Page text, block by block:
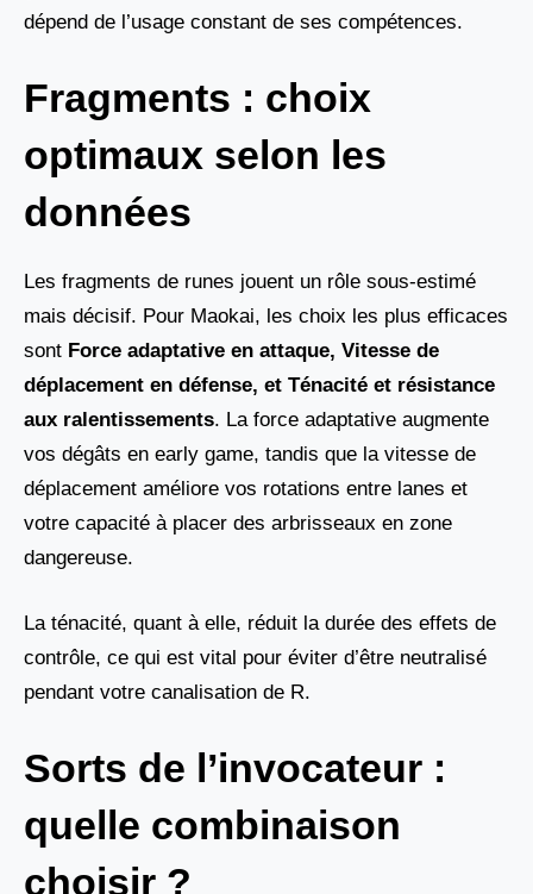
dépend de l’usage constant de ses compétences.
Fragments : choix
optimaux selon les
données
Les fragments de runes jouent un rôle sous-estimé
mais décisif. Pour Maokai, les choix les plus efficaces
sont Force adaptative en attaque, Vitesse de
déplacement en défense, et Ténacité et résistance
aux ralentissements. La force adaptative augmente
vos dégâts en early game, tandis que la vitesse de
déplacement améliore vos rotations entre lanes et
votre capacité à placer des arbrisseaux en zone
dangereuse.
La ténacité, quant à elle, réduit la durée des effets de
contrôle, ce qui est vital pour éviter d’être neutralisé
pendant votre canalisation de R.
Sorts de l’invocateur :
quelle combinaison
choisir ?